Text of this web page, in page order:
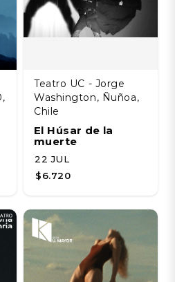
Teatro UC - Jorge
Washington, Ñuñoa,
Chile
El Húsar de la
muerte
22 JUL
$6.720